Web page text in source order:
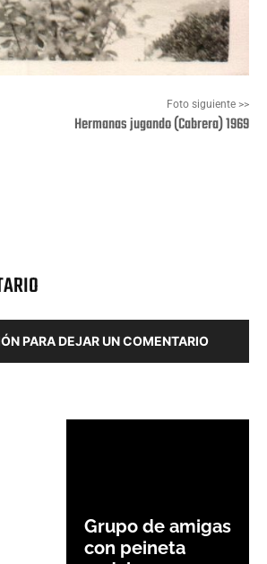
Foto siguiente >>
Hermanas jugando (Cabrera) 1969
PARA DEJAR UN COMENTARIO
Grupo de amigas
con peineta